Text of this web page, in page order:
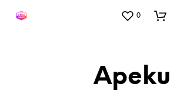
0
Apeku